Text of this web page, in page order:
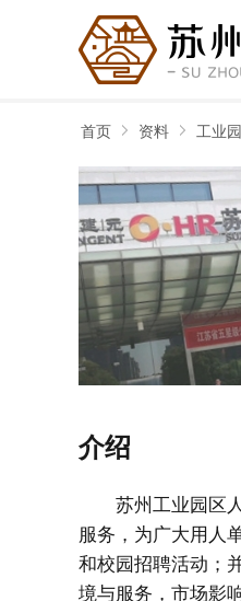
首页 资料 工业
介绍
苏州工业园区
服务，为广大用人
和校园招聘活动；
境与服务，市场影